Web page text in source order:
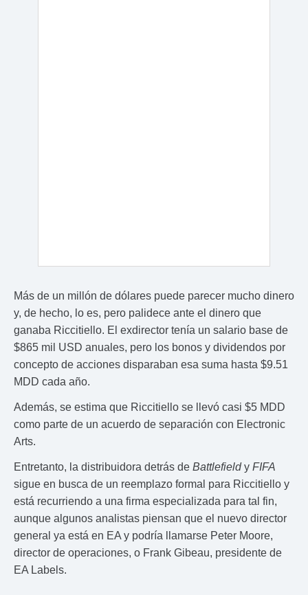
Más de un millón de dólares puede parecer mucho dinero
y, de hecho, lo es, pero palidece ante el dinero que
ganaba Riccitiello. El exdirector tenía un salario base de
$865 mil USD anuales, pero los bonos y dividendos por
concepto de acciones disparaban esa suma hasta $9.51
MDD cada año.
Además, se estima que Riccitiello se llevó casi $5 MDD
como parte de un acuerdo de separación con Electronic
Arts.
Entretanto, la distribuidora detrás de Battlefieldy FIFA
sigue en busca de un reemplazo formal para Riccitiello y
está recurriendo a una firma especializada para tal fin,
aunque algunos analistas piensan que el nuevo director
general ya está en EA y podría llamarse Peter Moore,
director de operaciones, o Frank Gibeau, presidente de
EA Labels.